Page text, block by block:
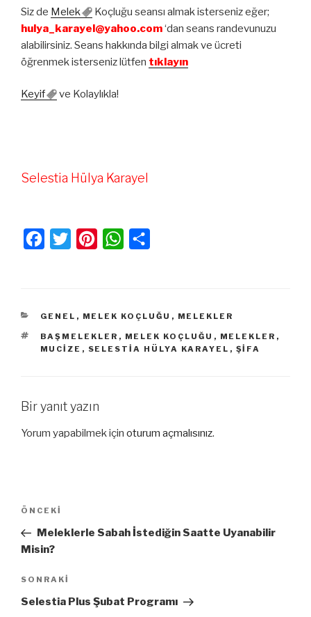
Siz de Melek
Koçluğu seansı almak isterseniz eğer;
hulya_karayel@yahoo.com‘dan seans randevunuzu
alabilirsiniz. Seans hakkında bilgi almak ve ücreti
öğrenmek isterseniz lütfen tıklayın
Keyif ve Kolaylıkla!
Selestia Hülya Karayel
b
o
t
e
e
r
t
W
s
A
e
KATEGORILER
GENEL , MELEK KOÇLUĞU , MELEKLER
ETIKETLER
BAŞMELEKLER , MELEK KOÇLUĞU , MELEKLER ,
MUCIZE , SELESTIA HÜLYA KARAYEL , ŞIFA
Bir yanıt yazın
Yorum yapabilmek için oturum açmalısınız.
Yazı
Önceki
Yazı
ÖNCEKI
Meleklerle Sabah İstediğin Saatte Uyanabilir
Misin?
Sonraki
Yazı
SONRAKI
Selestia Plus Şubat Programı